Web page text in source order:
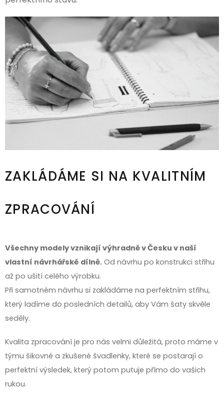
ZAKLÁDÁME SI NA KVALITNÍM
ZPRACOVÁNÍ
Všechny modely vznikají výhradně v Česku v naší
vlastní návrhářské dílně. Od návrhu po konstrukci střihu
až po ušití celého výrobku.
Při samotném návrhu si zakládáme na perfektním střihu,
který ladíme do posledních detailů, aby Vám šaty skvěle
seděly.
Kvalita zpracování je pro nás velmi důležitá, proto máme v
týmu šikovné a zkušené švadlenky, které se postarají o
perfektní výsledek, který potom putuje přímo do vašich
rukou.